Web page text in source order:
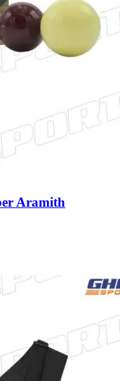
Aramith